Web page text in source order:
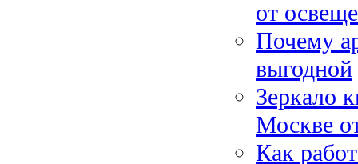
от
Почему
выгодной
Зеркало
Москве
Как